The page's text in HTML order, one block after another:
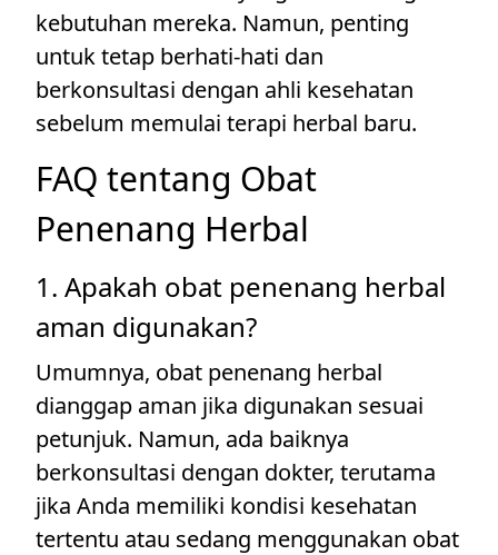
kebutuhan mereka. Namun, penting
untuk tetap berhati-hati dan
berkonsultasi dengan ahli kesehatan
sebelum memulai terapi herbal baru.
FAQ tentang Obat
Penenang Herbal
1. Apakah obat penenang herbal
aman digunakan?
Umumnya, obat penenang herbal
dianggap aman jika digunakan sesuai
petunjuk. Namun, ada baiknya
berkonsultasi dengan dokter, terutama
jika Anda memiliki kondisi kesehatan
tertentu atau sedang menggunakan obat